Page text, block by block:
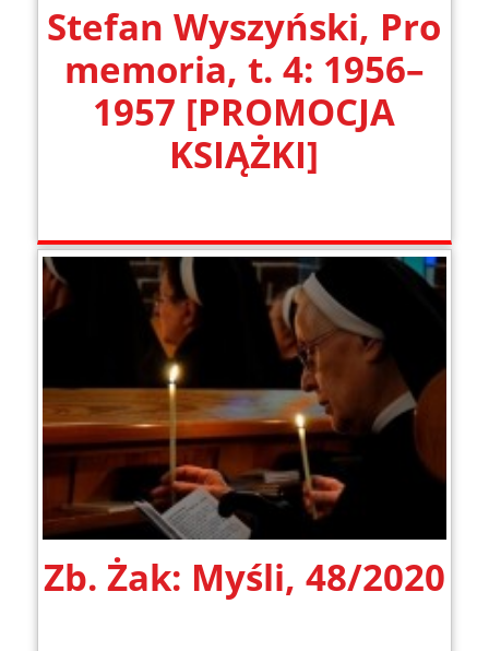
Stefan Wyszyński, Pro
memoria, t. 4: 1956–
1957 [PROMOCJA
KSIĄŻKI]
Zb. Żak: Myśli, 48/2020